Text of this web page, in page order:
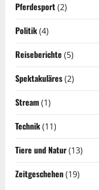
Pferdesport(2)
Politik(4)
Reiseberichte (5)
Spektakuläres(2)
Stream(1)
Technik(11)
Tiere und Natur(13)
Zeitgeschehen(19)